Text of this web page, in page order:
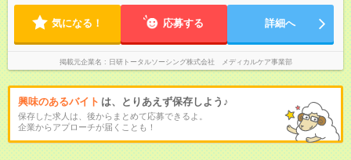
気になる！ 応募する 詳細へ
掲載元企業名 日研トータルソーシング株式会社 メディカルケア事業部
興味のあるバイト は、とりあえず保存しよう♪
保存した求人は、後からまとめて応募できるよ。
企業からアプローチが届くことも！